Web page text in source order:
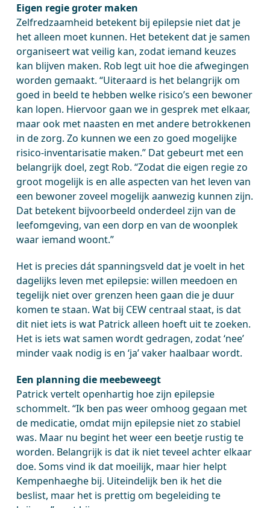
Eigen regie groter maken
Zelfredzaamheid betekent bij epilepsie niet dat je
het alleen moet kunnen. Het betekent dat je samen
organiseert wat veilig kan, zodat iemand keuzes
kan blijven maken. Rob legt uit hoe die afwegingen
worden gemaakt. “Uiteraard is het belangrijk om
goed in beeld te hebben welke risico’s een bewoner
kan lopen. Hiervoor gaan we in gesprek met elkaar,
maar ook met naasten en met andere betrokkenen
in de zorg. Zo kunnen we een zo goed mogelijke
risico-inventarisatie maken.” Dat gebeurt met een
belangrijk doel, zegt Rob. “Zodat die eigen regie zo
groot mogelijk is en alle aspecten van het leven van
een bewoner zoveel mogelijk aanwezig kunnen zijn.
Dat betekent bijvoorbeeld onderdeel zijn van de
leefomgeving, van een dorp en van de woonplek
waar iemand woont.”
Het is precies dát spanningsveld dat je voelt in het
dagelijks leven met epilepsie: willen meedoen en
tegelijk niet over grenzen heen gaan die je duur
komen te staan. Wat bij CEW centraal staat, is dat
dit niet iets is wat Patrick alleen hoeft uit te zoeken.
Het is iets wat samen wordt gedragen, zodat ‘nee’
minder vaak nodig is en ‘ja’ vaker haalbaar wordt.
Een planning die meebeweegt
Patrick vertelt openhartig hoe zijn epilepsie
schommelt. “Ik ben pas weer omhoog gegaan met
de medicatie, omdat mijn epilepsie niet zo stabiel
was. Maar nu begint het weer een beetje rustig te
worden. Belangrijk is dat ik niet teveel achter elkaar
doe. Soms vind ik dat moeilijk, maar hier helpt
Kempenhaeghe bij. Uiteindelijk ben ik het die
beslist, maar het is prettig om begeleiding te